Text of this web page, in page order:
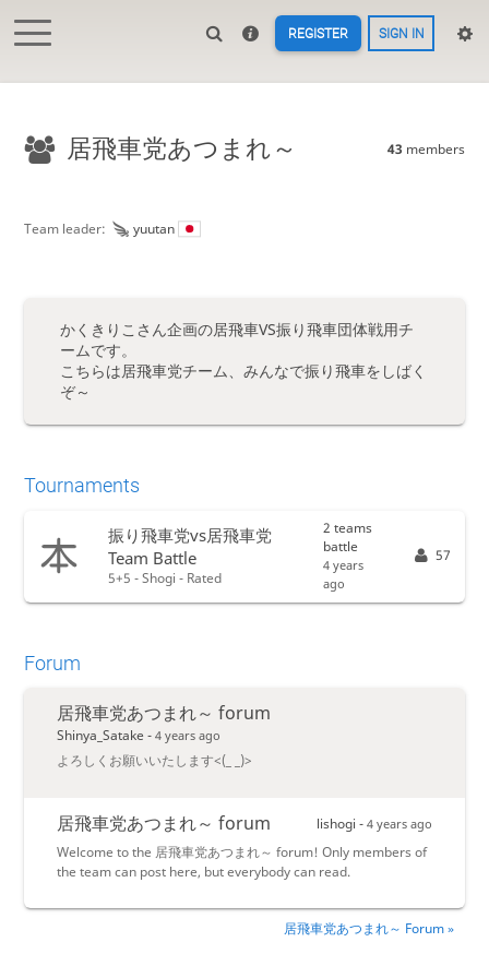
REGISTER SIGN IN
居飛車党あつまれ～ 43 members
Team leader: yuutan
かくきりこさん企画の居飛車VS振り飛車団体戦用チ
ームです。
こちらは居飛車党チーム、みんなで振り飛車をしばく
ぞ～
Tournaments
振り飛車党vs居飛車党
Team Battle
5+5 - Shogi - Rated
2 teams
battle
4 years
ago
57
Forum
居飛車党あつまれ～ forum
Shinya_Satake -4 years ago
よろしくお願いいたします<(_ _)>
居飛車党あつまれ～ forum lishogi - 4 years ago
Welcome to the 居飛車党あつまれ～ forum! Only members of
the team can post here, but everybody can read.
居飛車党あつまれ～ Forum »